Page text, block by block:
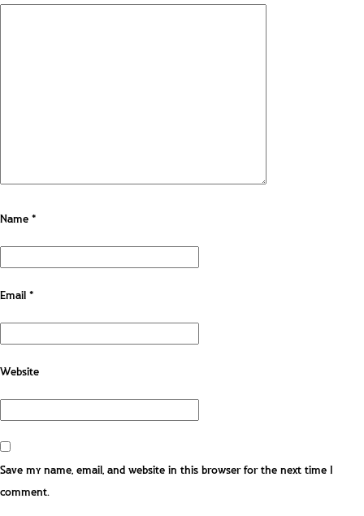
Name*
Email*
Website
Save my name, email, and website in this browser for the next time I
comment.